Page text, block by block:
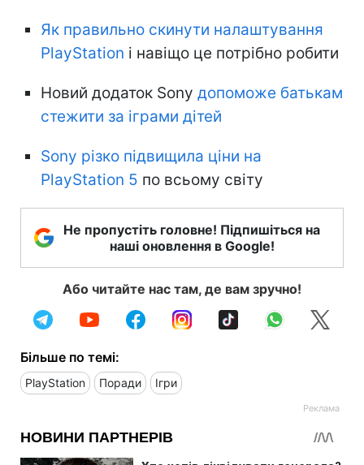
Як правильно скинути налаштування
PlayStation і навіщо це потрібно робити
Новий додаток Sony допоможе батькам
стежити за іграми дітей
Sony різко підвищила ціни на
PlayStation 5 по всьому світу
Не пропустіть головне! Підпишіться на
наші оновлення в Google!
Або читайте нас там, де вам зручно!
Більше по темі:
PlayStation Поради Ігри